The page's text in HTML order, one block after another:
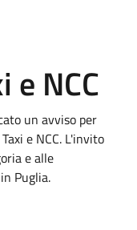
e NCC
un avviso per
e NCC. L'invito
e alle
Puglia.